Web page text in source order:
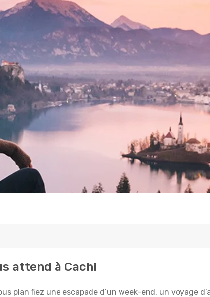
attend à Cachi
planifiez une escapade d’un week-end, un voyage